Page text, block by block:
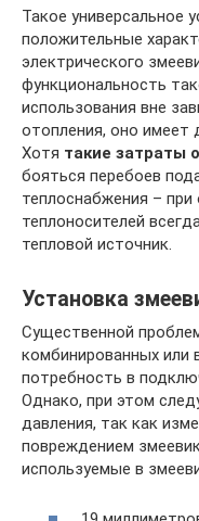
Такое универсальное
положительные
электрического
функциональность
использования вне
отопления, оно имеет
Хотя такие затраты
бояться перебоев
теплоснабжения – при
теплоносителей
тепловой источник.
Установка
Существенной
комбинированных или
потребность в
Однако, при этом
давления, так как
повреждением
используемые в